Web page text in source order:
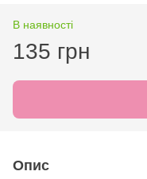
В наявності
135 грн
Опис